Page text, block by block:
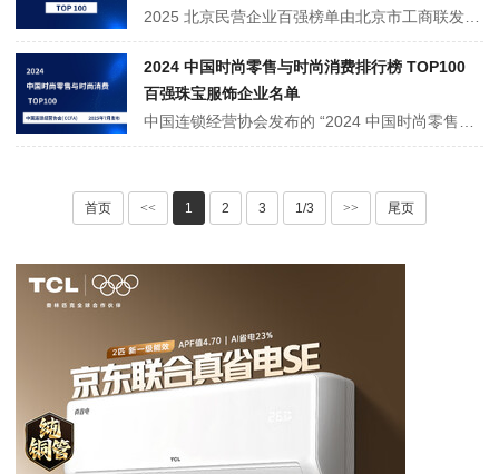
2025 北京民营企业百强榜单由北京市工商联发布，覆盖电子商务、智能硬件、新能源、生物医药等多个领域100 家企业。头部企业如京东、小米、百度等领跑，超六成企业聚焦数字经济与高端制造。企业不仅构建 “头部引领 + 中小配套” 生态，还深度服务民生，成为北京 “高精尖” 经济与高质量发展的核心载体···
2024 中国时尚零售与时尚消费排行榜 TOP100
百强珠宝服饰企业名单
中国连锁经营协会发布的 “2024 中国时尚零售与时尚消费 TOP100” 排行榜单，勾勒出过去一年行业发展的真实图景。数据显示，TOP100 企业整体营业收入达 8206.80 亿元，同比下降 2.44%；门店总数同比下降 7.50%，近六成企业营收下滑、超六成企业门店收缩。
首页 << 1 2 3 1/3 >> 尾页